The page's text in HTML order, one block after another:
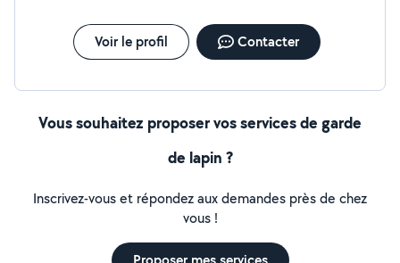
Voir le profil Contacter
Vous souhaitez proposer vos services de garde
de lapin ?
Inscrivez-vous et répondez aux demandes près de chez
vous !